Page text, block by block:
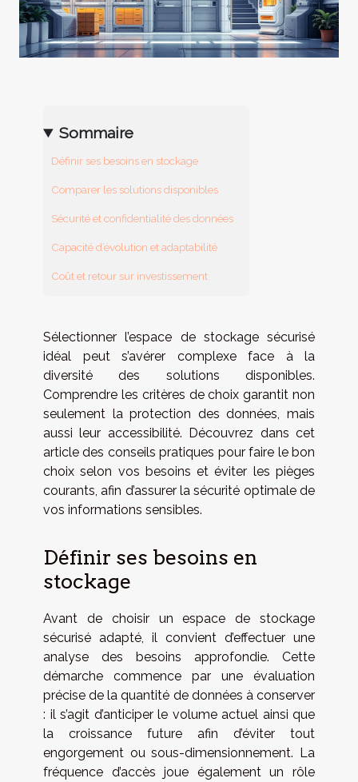
Sommaire
Définir ses besoins en stockage
Comparer les solutions disponibles
Sécurité et confidentialité des données
Capacité d’évolution et adaptabilité
Coût et retour sur investissement
Sélectionner l’espace de stockage sécurisé
idéal peut s’avérer complexe face à la
diversité des solutions disponibles.
Comprendre les critères de choix garantit non
seulement la protection des données, mais
aussi leur accessibilité. Découvrez dans cet
article des conseils pratiques pour faire le bon
choix selon vos besoins et éviter les pièges
courants, afin d’assurer la sécurité optimale de
vos informations sensibles.
Définir ses besoins en
stockage
Avant de choisir un espace de stockage
sécurisé adapté, il convient d’effectuer une
analyse des besoins approfondie. Cette
démarche commence par une évaluation
précise de la quantité de données à conserver
: il s’agit d’anticiper le volume actuel ainsi que
la croissance future afin d’éviter tout
engorgement ou sous-dimensionnement. La
fréquence d’accès joue également un rôle